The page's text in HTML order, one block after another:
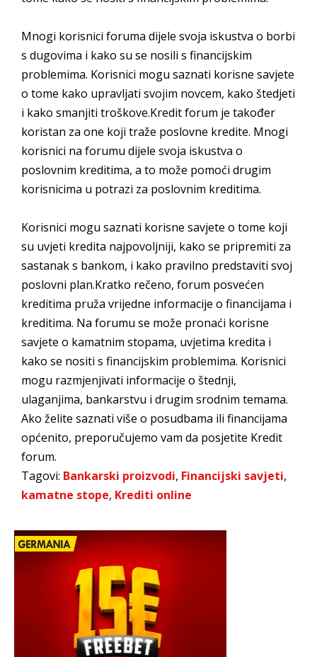
Mnogi korisnici foruma dijele svoja iskustva o borbi
s dugovima i kako su se nosili s financijskim
problemima. Korisnici mogu saznati korisne savjete
o tome kako upravljati svojim novcem, kako štedjeti
i kako smanjiti troškove.Kredit forum je također
koristan za one koji traže poslovne kredite. Mnogi
korisnici na forumu dijele svoja iskustva o
poslovnim kreditima, a to može pomoći drugim
korisnicima u potrazi za poslovnim kreditima.
Korisnici mogu saznati korisne savjete o tome koji
su uvjeti kredita najpovoljniji, kako se pripremiti za
sastanak s bankom, i kako pravilno predstaviti svoj
poslovni plan.Kratko rečeno, forum posvećen
kreditima pruža vrijedne informacije o financijama i
kreditima. Na forumu se može pronaći korisne
savjete o kamatnim stopama, uvjetima kredita i
kako se nositi s financijskim problemima. Korisnici
mogu razmjenjivati informacije o štednji,
ulaganjima, bankarstvu i drugim srodnim temama.
Ako želite saznati više o posudbama ili financijama
općenito, preporučujemo vam da posjetite Kredit
forum.
Tagovi: Bankarski proizvodi, Financijski savjeti,
kamatne stope, Krediti online